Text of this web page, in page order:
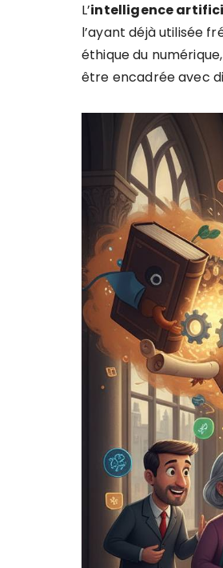
L’intelligence
l’ayant déjà utilisée
éthique du
être encadrée avec